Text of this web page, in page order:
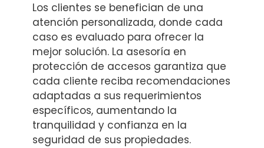
Los clientes se benefician de una
atención personalizada, donde cada
caso es evaluado para ofrecer la
mejor solución. La asesoría en
protección de accesos garantiza que
cada cliente reciba recomendaciones
adaptadas a sus requerimientos
específicos, aumentando la
tranquilidad y confianza en la
seguridad de sus propiedades.